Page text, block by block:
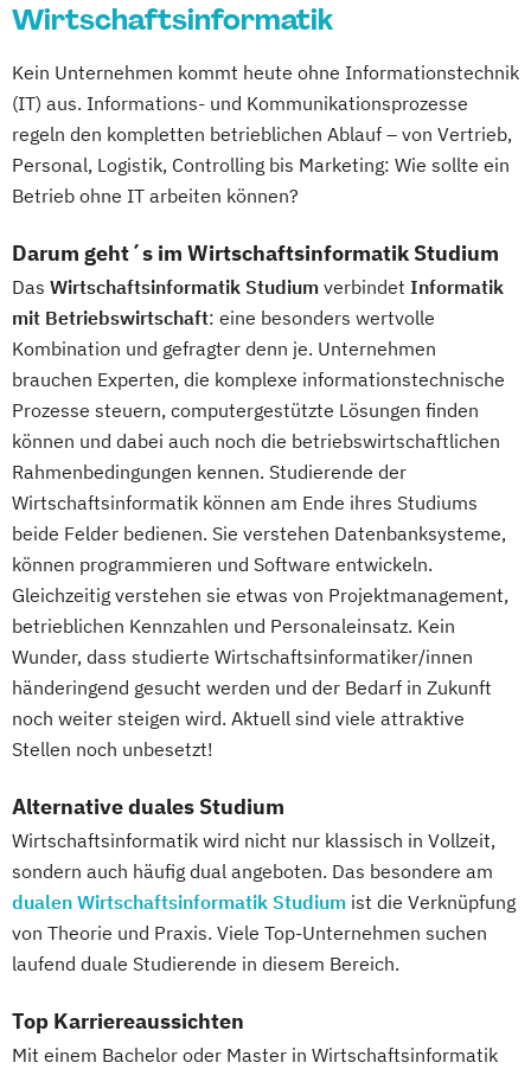
Wirtschaftsinformatik
Kein Unternehmen kommt heute ohne Informationstechnik
(IT) aus. Informations- und Kommunikationsprozesse
regeln den kompletten betrieblichen Ablauf – von Vertrieb,
Personal, Logistik, Controlling bis Marketing: Wie sollte ein
Betrieb ohne IT arbeiten können?
Darum geht´s im Wirtschaftsinformatik Studium
Das Wirtschaftsinformatik Studium verbindet Informatik
mit Betriebswirtschaft: eine besonders wertvolle
Kombination und gefragter denn je. Unternehmen
brauchen Experten, die komplexe informationstechnische
Prozesse steuern, computergestützte Lösungen finden
können und dabei auch noch die betriebswirtschaftlichen
Rahmenbedingungen kennen. Studierende der
Wirtschaftsinformatik können am Ende ihres Studiums
beide Felder bedienen. Sie verstehen Datenbanksysteme,
können programmieren und Software entwickeln.
Gleichzeitig verstehen sie etwas von Projektmanagement,
betrieblichen Kennzahlen und Personaleinsatz. Kein
Wunder, dass studierte Wirtschaftsinformatiker/innen
händeringend gesucht werden und der Bedarf in Zukunft
noch weiter steigen wird. Aktuell sind viele attraktive
Stellen noch unbesetzt!
Alternative duales Studium
Wirtschaftsinformatik wird nicht nur klassisch in Vollzeit,
sondern auch häufig dual angeboten. Das besondere am
dualen Wirtschaftsinformatik Studium ist die Verknüpfung
von Theorie und Praxis. Viele Top-Unternehmen suchen
laufend duale Studierende in diesem Bereich.
Top Karriereaussichten
Mit einem Bachelor oder Master in Wirtschaftsinformatik